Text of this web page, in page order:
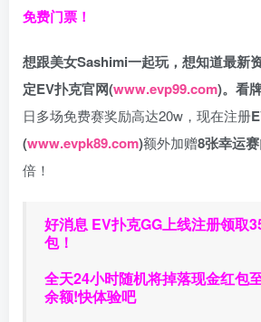
免费门票！
想跟美女Sashimi一起玩， 想知道最新
定EV扑克官网(www.evp99.com)。 看
日多场免费赛奖励高达20w，现在注册
(www.evpk89.com)额外加赠8张幸运
倍！
好消息 EV扑克GG上线注册领取
包！
全天24小时随机将掉落现金红包
余额!快体验吧